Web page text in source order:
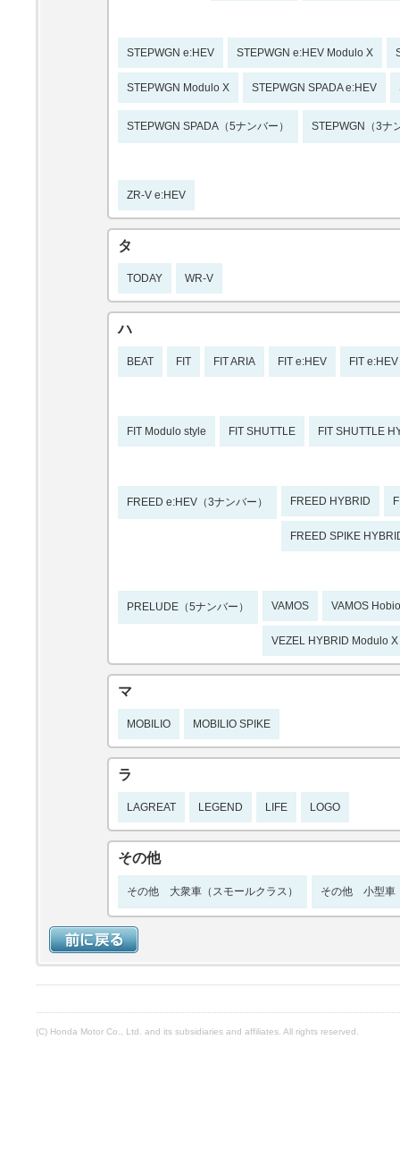
STEPWGN e:HEV STEPWGN e:HEV Modulo X
STEPWGN Modulo X STEPWGN SPADA e:HEV
STEPWGN SPADA（5ナンバー） STEPWGN（3ナ
ZR-V e:HEV
タ
TODAY WR-V
ハ
BEAT FIT FIT ARIA FIT e:HEV FIT
FIT Modulo style FIT SHUTTLE FIT SHUTTLE
FREED e:HEV（3ナンバー） FREED HYBRID
FREED SPIKE
PRELUDE（5ナンバー） VAMOS VAMOS Hobio
VEZEL HYBRID Modulo X
マ
MOBILIO MOBILIO SPIKE
ラ
LAGREAT LEGEND LIFE LOGO
その他
その他 大衆車（スモールクラス） その他 小型車
(C) Honda Motor Co., Ltd. and its subsidiaries and affiliates. All rights reserved.